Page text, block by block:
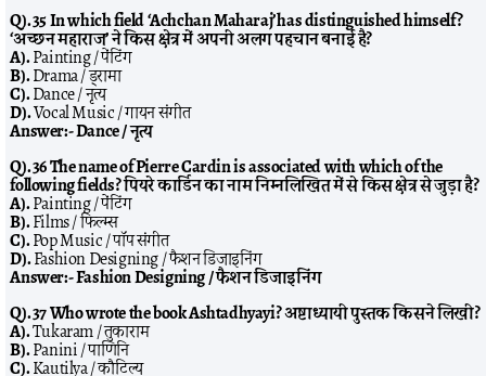
Q). 35 In which field ‘Achchan Maharaj’ has distinguished himself?
‘अच्छन महाराज’ ने किस क्षेत्र में अपनी अलग पहचान बनाई है?
A).Painting / पेंटिंग
B).Drama / ड्रामा
C).Dance / नृत्य
D).Vocal Music / गायन संगीत
Answer:-Dance / नृत्य
Q). 36 The name of Pierre Cardin is associated with which of the
following fields? पियरे कार्डिन का नाम निम्नलिखित में से किस क्षेत्र से जुड़ा है?
A).Painting / पेंटिंग
B).Films / फिल्म्स
C).Pop Music / पॉप संगीत
D).Fashion Designing / फैशन डिजाइनिंग
Answer:-Fashion Designing / फैशन डिजाइनिंग
Q). 37 Who wrote the book Ashtadhyayi? अष्टाध्यायी पुस्तक किसने लिखी?
A).Tukaram / तुकाराम
B).Panini / पाणिनि
C).Kautilya / कौटिल्य